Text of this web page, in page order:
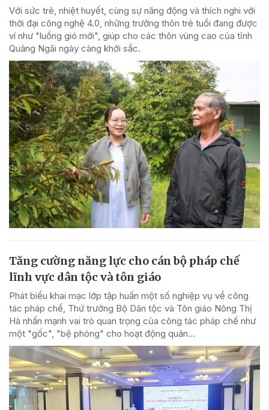
Với sức trẻ, nhiệt huyết, cùng sự năng động và thích nghi với
thời đại công nghệ 4.0, những trưởng thôn trẻ tuổi đang được
ví như "luồng gió mới", giúp cho các thôn vùng cao của tỉnh
Quảng Ngãi ngày càng khởi sắc.
Tăng cường năng lực cho cán bộ pháp chế
lĩnh vực dân tộc và tôn giáo
Phát biểu khai mạc lớp tập huấn một số nghiệp vụ về công
tác pháp chế, Thứ trưởng Bộ Dân tộc và Tôn giáo Nông Thị
Hà nhấn mạnh vai trò quan trọng của công tác pháp chế như
một "gốc", "bệ phóng" cho hoạt động quản...